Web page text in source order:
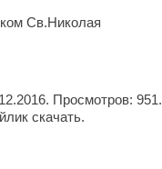
Св.Николая
Просмотров: 951.
скачать.